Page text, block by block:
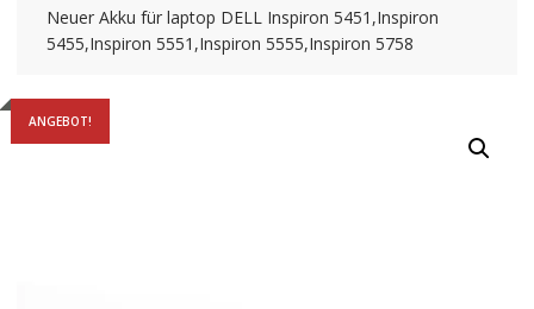
Neuer Akku für laptop DELL Inspiron 5451,Inspiron
5455,Inspiron 5551,Inspiron 5555,Inspiron 5758
ANGEBOT!